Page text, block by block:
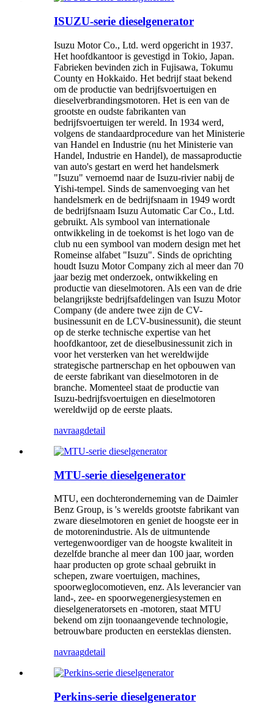
ISUZU-serie dieselgenerator
Isuzu Motor Co., Ltd. werd opgericht in 1937.
Het hoofdkantoor is gevestigd in Tokio, Japan.
Fabrieken bevinden zich in Fujisawa, Tokumu
County en Hokkaido. Het bedrijf staat bekend
om de productie van bedrijfsvoertuigen en
dieselverbrandingsmotoren. Het is een van de
grootste en oudste fabrikanten van
bedrijfsvoertuigen ter wereld. In 1934 werd,
volgens de standaardprocedure van het Ministerie
van Handel en Industrie (nu het Ministerie van
Handel, Industrie en Handel), de massaproductie
van auto's gestart en werd het handelsmerk
"Isuzu" vernoemd naar de Isuzu-rivier nabij de
Yishi-tempel. Sinds de samenvoeging van het
handelsmerk en de bedrijfsnaam in 1949 wordt
de bedrijfsnaam Isuzu Automatic Car Co., Ltd.
gebruikt. Als symbool van internationale
ontwikkeling in de toekomst is het logo van de
club nu een symbool van modern design met het
Romeinse alfabet "Isuzu". Sinds de oprichting
houdt Isuzu Motor Company zich al meer dan 70
jaar bezig met onderzoek, ontwikkeling en
productie van dieselmotoren. Als een van de drie
belangrijkste bedrijfsafdelingen van Isuzu Motor
Company (de andere twee zijn de CV-
businessunit en de LCV-businessunit), die steunt
op de sterke technische expertise van het
hoofdkantoor, zet de dieselbusinessunit zich in
voor het versterken van het wereldwijde
strategische partnerschap en het opbouwen van
de eerste fabrikant van dieselmotoren in de
branche. Momenteel staat de productie van
Isuzu-bedrijfsvoertuigen en dieselmotoren
wereldwijd op de eerste plaats.
navraagdetail
MTU-serie dieselgenerator
MTU, een dochteronderneming van de Daimler
Benz Group, is 's werelds grootste fabrikant van
zware dieselmotoren en geniet de hoogste eer in
de motorenindustrie. Als de uitmuntende
vertegenwoordiger van de hoogste kwaliteit in
dezelfde branche al meer dan 100 jaar, worden
haar producten op grote schaal gebruikt in
schepen, zware voertuigen, machines,
spoorweglocomotieven, enz. Als leverancier van
land-, zee- en spoorwegenergiesystemen en
dieselgeneratorsets en -motoren, staat MTU
bekend om zijn toonaangevende technologie,
betrouwbare producten en eersteklas diensten.
navraagdetail
Perkins-serie dieselgenerator